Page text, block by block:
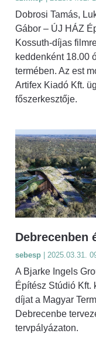
Dobrosi Tamás,
Gábor – ÚJ HÁZ
Kossuth-díjas
keddenként 18.00
termében. Az est
Artifex Kiadó Kft.
főszerkesztője.
Debrecenben
sebesp | 2025.03.31.
A Bjarke Ingels
Építész Stúdió Kft.
díjat a Magyar
Debrecenbe
tervpályázaton.